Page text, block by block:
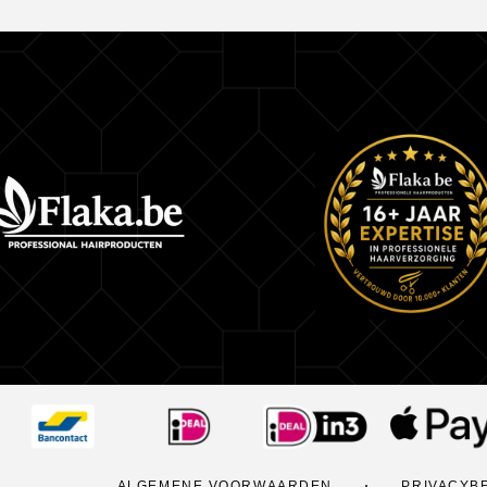
Heeft een versterkend effect
Hoe gebruik ik de voordelige set van Absolut
de shampoo. Gebruik eerst een kleine
grondig te reinigen. Als je de shampoo hebt
je beginnen met de tweede wasbeurt. Breng nu
schuimen. Deze tweede wasbeurt zorgt ervoor